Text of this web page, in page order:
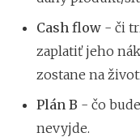
Cash flow - či
zaplatiť jeho
zostane na
Plán B - čo
nevyjde.